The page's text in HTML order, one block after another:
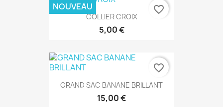
COLLIER CROIX
5,00 €
NOUVEAU favorite_border
GRAND SAC BANANE BRILLANT
15,00 €
favorite_border